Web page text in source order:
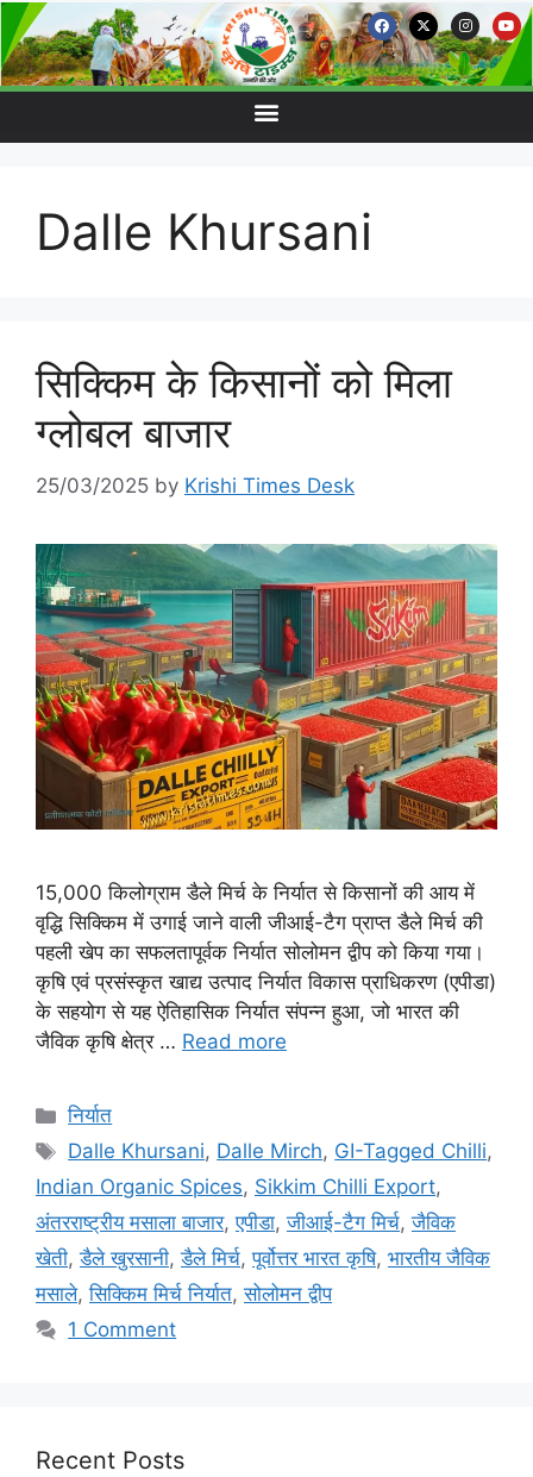
Dalle Khursani
सिक्किम के किसानों को मिला
ग्लोबल बाजार
25/03/2025 by Krishi Times Desk
15,000 किलोग्राम डैले मिर्च के निर्यात से किसानों की आय में
वृद्धि सिक्किम में उगाई जाने वाली जीआई-टैग प्राप्त डैले मिर्च की
पहली खेप का सफलतापूर्वक निर्यात सोलोमन द्वीप को किया गया।
कृषि एवं प्रसंस्कृत खाद्य उत्पाद निर्यात विकास प्राधिकरण (एपीडा)
के सहयोग से यह ऐतिहासिक निर्यात संपन्न हुआ, जो भारत की
जैविक कृषि क्षेत्र … Read more
निर्यात
Dalle Khursani, Dalle Mirch, GI-Tagged Chilli,
Indian Organic Spices, Sikkim Chilli Export,
अंतरराष्ट्रीय मसाला बाजार,एपीडा,जीआई-टैग मिर्च,जैविक
खेती,डैले खुरसानी,डैले मिर्च,पूर्वोत्तर भारत कृषि, भारतीय जैविक
मसाले,सिक्किम मिर्च निर्यात,सोलोमन द्वीप
1 Comment
Recent Posts